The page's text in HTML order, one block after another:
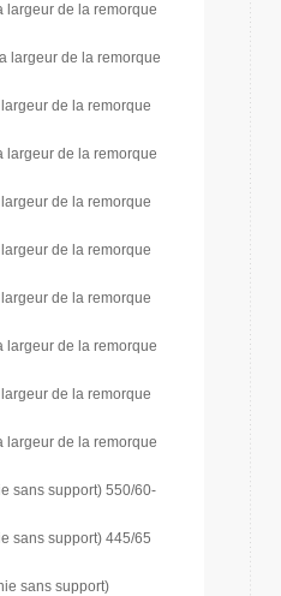
largeur de la remorque
largeur de la remorque
de la remorque
largeur de la remorque
de la remorque
de la remorque
de la remorque
largeur de la remorque
de la remorque
largeur de la remorque
sans support) 550/60-
sans support) 445/65
sans support)